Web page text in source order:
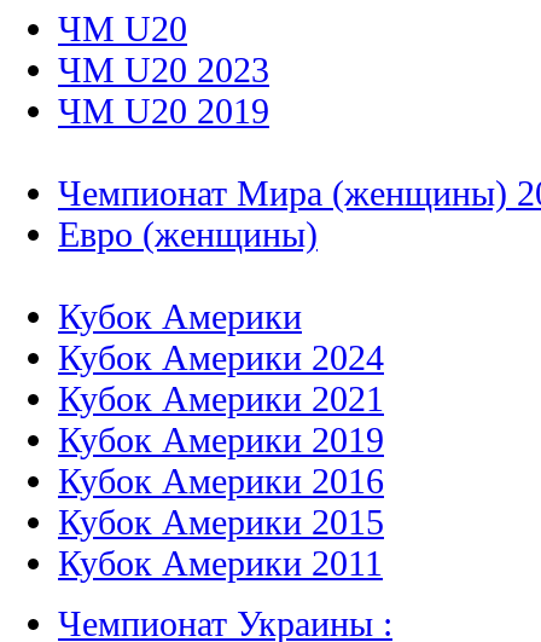
ЧМ U20
ЧМ U20 2023
ЧМ U20 2019
Чемпионат Мира (женщины)
Евро (женщины)
Кубок Америки
Кубок Америки 2024
Кубок Америки 2021
Кубок Америки 2019
Кубок Америки 2016
Кубок Америки 2015
Кубок Америки 2011
Чемпионат Украины :